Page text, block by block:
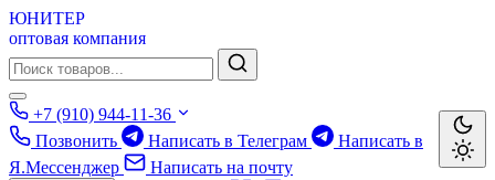
ЮНИТЕР
оптовая компания
+7 (910) 944-11-36
Позвонить
Написать в Телеграм
Написать в
Я.Мессенджер
Написать на почту